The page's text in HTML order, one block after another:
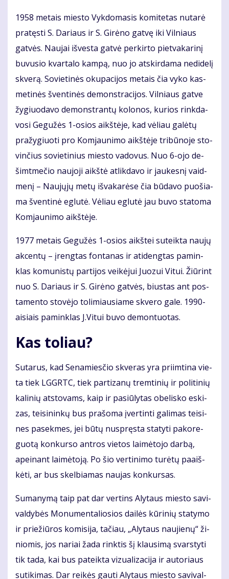
1958 me­tais mies­to Vyk­do­ma­sis ko­mi­te­tas nu­ta­rė
pra­tęs­ti S. Da­riaus ir S. Gi­rė­no gat­vę iki Vil­niaus
gat­vės. Nau­jai iš­ves­ta gat­vė per­kir­to piet­va­ka­ri­nį
bu­vu­sio kvar­ta­lo kam­pą, nuo jo at­skir­da­ma ne­di­de­lį
skve­rą. So­vie­ti­nės oku­pa­ci­jos me­tais čia vy­ko kas­
me­ti­nės šven­ti­nės de­monst­ra­ci­jos. Vil­niaus gat­ve
žy­giuo­da­vo de­monst­ran­tų ko­lo­nos, ku­rios rink­da­
vo­si Ge­gu­žės 1-osios aikš­tė­je, kad vė­liau ga­lė­tų
pra­žy­giuo­ti pro Kom­jau­ni­mo aikš­tė­je tri­bū­no­je sto­
vin­čius so­vie­ti­nius mies­to va­do­vus. Nuo 6-ojo de­
šimt­me­čio nau­jo­ji aikš­tė at­lik­da­vo ir jau­kes­nį vaid­
me­nį – Nau­jų­jų me­tų iš­va­ka­rė­se čia bū­da­vo puo­šia­
ma šven­ti­nė eg­lu­tė. Vė­liau eg­lu­tė jau bu­vo sta­to­ma
Kom­jau­ni­mo aikš­tė­je.
1977 me­tais Ge­gu­žės 1-osios aikš­tei su­teik­ta nau­jų
ak­cen­tų – įreng­tas fon­ta­nas ir ati­deng­tas pa­min­
klas ko­mu­nis­tų par­ti­jos vei­kė­jui Juo­zui Vi­tui. Žiū­rint
nuo S. Da­riaus ir S. Gi­rė­no gat­vės, bius­tas ant pos­
ta­mento sto­vė­jo to­li­miau­sia­me skve­ro ga­le. 1990-
ai­siais pa­min­klas J.Vi­tui bu­vo de­mon­tuo­tas.
Kas to­liau?
Su­ta­rus, kad Se­na­mies­čio skve­ras yra pri­im­ti­na vie­
ta tiek LGGRTC, tiek par­ti­za­nų trem­ti­nių ir po­li­ti­nių
ka­li­nių at­sto­vams, kaip ir pa­siū­ly­tas obe­lis­ko es­ki­
zas, tei­si­nin­kų bus pra­šo­ma įver­tin­ti ga­li­mas tei­si­
nes pa­sek­mes, jei bū­tų nu­spręs­ta sta­ty­ti pa­ko­re­
guo­tą kon­kur­so ant­ros vie­tos lai­mė­to­jo dar­bą,
apei­nant lai­mė­to­ją. Po šio ver­ti­ni­mo tu­rė­tų pa­aiš­
kė­ti, ar bus skel­bia­mas nau­jas kon­kur­sas.
Su­ma­ny­mą taip pat dar ver­tins Aly­taus mies­to sa­vi­
val­dy­bės Mo­nu­men­ta­lio­sios dai­lės kū­ri­nių sta­ty­mo
ir prie­žiū­ros ko­mi­si­ja, ta­čiau, „Aly­taus nau­jie­nų“ ži­
nio­mis, jos na­riai ža­da rink­tis šį klau­si­mą svars­ty­ti
tik ta­da, kai bus pa­teik­ta vi­zu­a­li­za­ci­ja ir au­to­riaus
su­ti­ki­mas. Dar rei­kės gau­ti Aly­taus mies­to sa­vi­val­